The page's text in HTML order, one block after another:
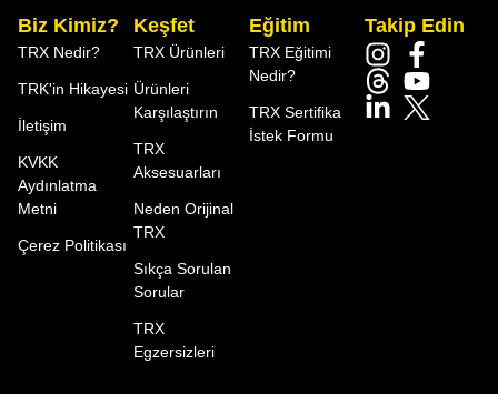
Biz Kimiz?
TRX Nedir?
TRK'in Hikayesi
İletişim
KVKK
Aydınlatma
Metni
Çerez Politikası
Keşfet
TRX Ürünleri
Ürünleri
Karşılaştırın
TRX
Aksesuarları
Neden Orijinal
TRX
Sıkça Sorulan
Sorular
TRX
Egzersizleri
Eğitim
TRX Eğitimi
Nedir?
TRX Sertifika
İstek Formu
Takip Edin